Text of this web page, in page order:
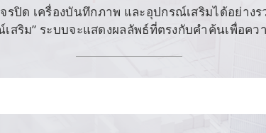
ด เครื่องบันทึกภาพ และอุปกรณ์เสริมได้อย่างรว
รณ์เสริม” ระบบจะแสดงผลลัพธ์ที่ตรงกับคำค้นเพื่อ